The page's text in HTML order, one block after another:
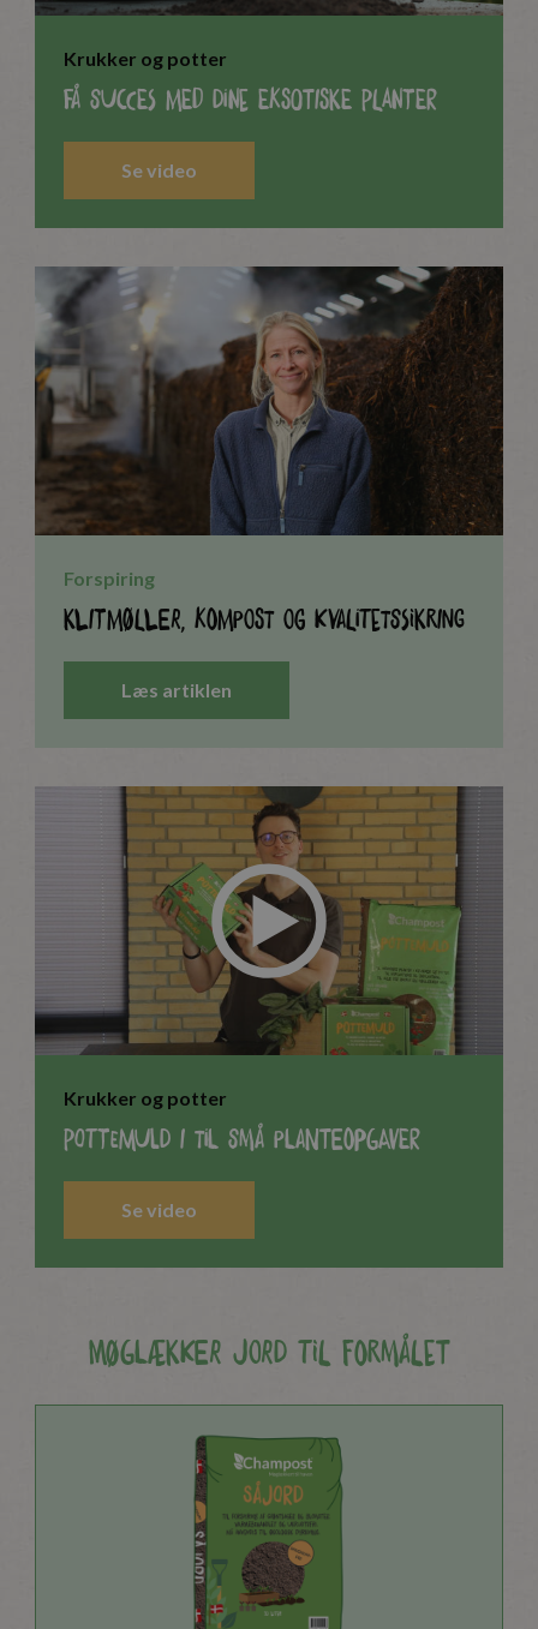
Krukker og potter
Få succes med dine eksotiske planter
Se video
Forspiring
Klitmøller, Kompost og Kvalitetssikring
Læs artiklen
Krukker og potter
Pottemuld i til små planteopgaver
Se video
Møglækker jord til formålet